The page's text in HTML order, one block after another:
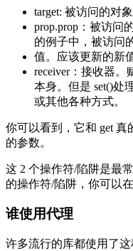
target: 被访问的对
prop.prop：被访问
的例子中，被访问
值。应该更新的新
receiver：接收器
本身。但是 set()处
或其他各种方式。
你可以看到，它和 get
的参数。
这 2 个操作符/陷阱是最
的操作符/陷阱，你可以在
谁使用代理
许多流行的库都使用了这